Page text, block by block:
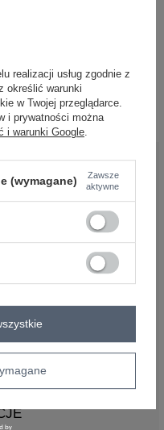
futrem
dostawy
realizacji usług zgodnie z
określić warunki
w Twojej przeglądarce.
i prywatności można
i warunki Google
(wymagane)
Zawsze
aktywne